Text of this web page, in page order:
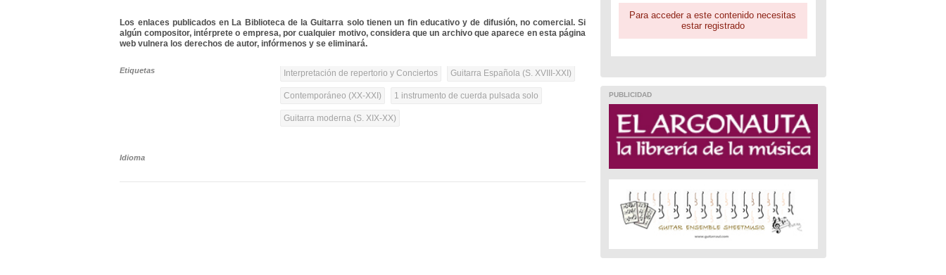
Los enlaces publicados en La Biblioteca de la Guitarra solo tienen un fin educativo y de difusión, no comercial. Si
algún compositor, intérprete o empresa, por cualquier motivo, considera que un archivo que aparece en esta página
web vulnera los derechos de autor, infórmenos y se eliminará.
Etiquetas Interpretación de repertorio y Conciertos Guitarra Española (S. XVIII-XXI)
Contemporáneo (XX-XXI) 1 instrumento de cuerda pulsada solo
Guitarra moderna (S. XIX-XX)
Idioma
Para acceder a este contenido necesitas
estar registrado
PUBLICIDAD